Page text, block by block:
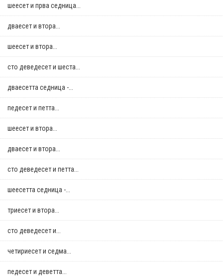
шеесет и прва седница...
дваесет и втора...
шеесет и втора...
сто деведесет и шеста...
дваесетта седница -...
педесет и петта...
шеесет и втора...
дваесет и втора...
сто деведесет и петта...
шеесетта седница -...
триесет и втора...
сто деведесет и...
четириесет и седма...
педесет и деветта...